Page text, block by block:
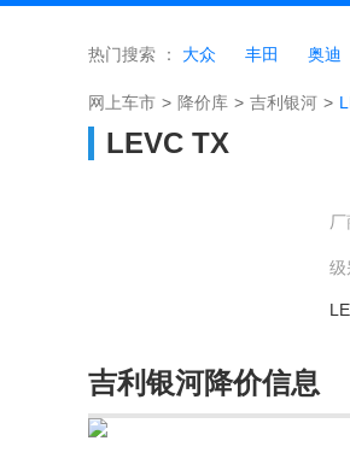
热门搜索 ： 大众 丰田 奥迪
网上车市 > 降价库 > 吉利银河 >
LEVC TX
级
吉利银河降价信息